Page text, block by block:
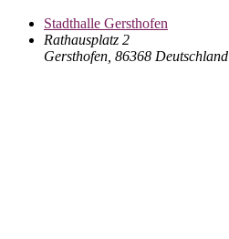
Stadthalle Gersthofen
Rathausplatz 2
Gersthofen 86368 Deutschland